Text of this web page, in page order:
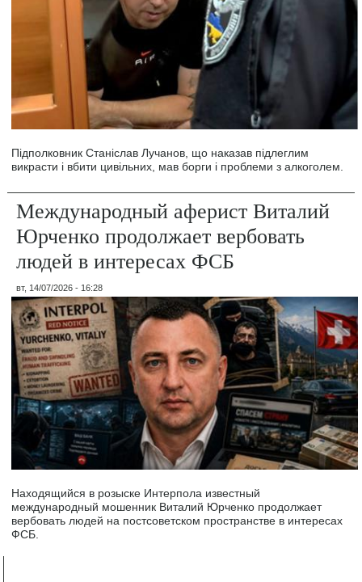
Підполковник Станіслав Лучанов, що наказав підлеглим
викрасти і вбити цивільних, мав борги і проблеми з алкоголем.
Международный аферист Виталий
Юрченко продолжает вербовать
людей в интересах ФСБ
вт, 14/07/2026 - 16:28
Находящийся в розыске Интерпола известный
международный мошенник Виталий Юрченко продолжает
вербовать людей на постсоветском пространстве в интересах
ФСБ.